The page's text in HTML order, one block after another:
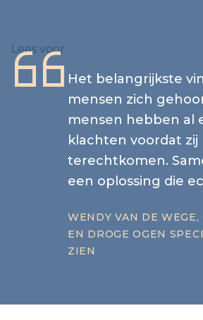
Lees voor
Het belangrijkste
mensen zich
mensen hebben al
klachten voordat zij
terechtkomen.
een oplossing die
WENDY VAN DE
EN DROGE OGEN
ZIEN